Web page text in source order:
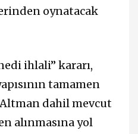
oynatacak
ihlali” kararı,
tamamen
dahil mevcut
alınmasına yol